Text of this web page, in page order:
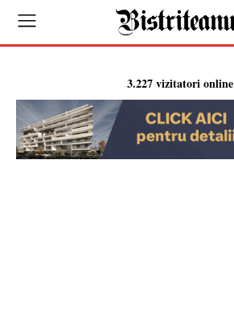
3.227 vizitatori online